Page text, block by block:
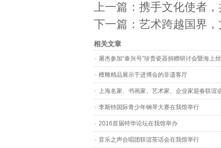
上一篇： 携手文化使者
下一篇： 艺术跨越国界
相关文章
屠杰参加“泰兴号”珍贵瓷器捐赠研讨会暨海上
檀雕精品展示于进博会的非遗客厅
上海名家、书画家、艺术家、企业家迎春联谊
李斯特国际青少年钢琴大赛在我馆举行
2016首届特华论坛在我馆举办
音乐之声合唱团联谊茶话会在我馆举行